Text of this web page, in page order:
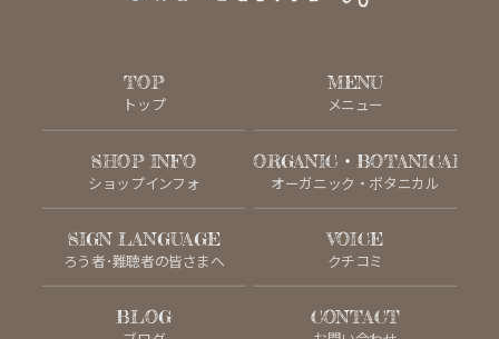
TOP
トップ
MENU
メニュー
SHOP INFO
ショップインフォ
ORGANIC・BOTANICAL
オーガニック・ボタニカル
SIGN LANGUAGE
ろう者･難聴者の皆さまへ
VOICE
クチコミ
BLOG CONTACT